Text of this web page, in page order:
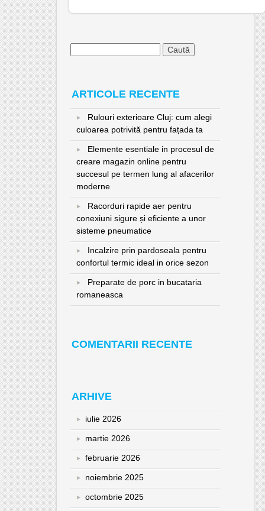
ARTICOLE RECENTE
Rulouri exterioare Cluj: cum alegi
culoarea potrivită pentru fațada ta
Elemente esentiale in procesul de
creare magazin online pentru
succesul pe termen lung al afacerilor
moderne
Racorduri rapide aer pentru
conexiuni sigure și eficiente a unor
sisteme pneumatice
Incalzire prin pardoseala pentru
confortul termic ideal in orice sezon
Preparate de porc in bucataria
romaneasca
COMENTARII RECENTE
ARHIVE
iulie 2026
martie 2026
februarie 2026
noiembrie 2025
octombrie 2025